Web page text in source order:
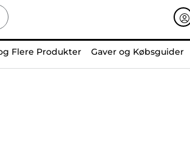
Flere Produkter Gaver og Købsguider